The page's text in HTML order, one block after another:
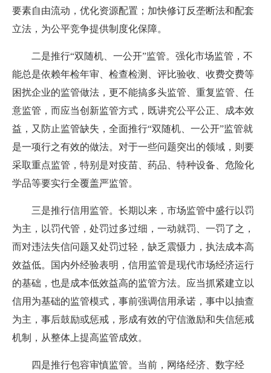
要素自由流动，优化资源配置；加快修订反垄断法和配套
立法，为公平竞争提供制度化保障。
二是推行“双随机、一公开”监管。强化市场监管，不
能总是依赖年检年审、检查检测、评比验收、收费交费等
困扰企业的监管做法，更不能搞多头监管、重复监管、任
意监管，而应当创新监管方式，既讲究公平公正、成本效
益，又防止监管缺失，全面推行“双随机、一公开”监管就
是一项行之有效的做法。对于一些问题突出的领域，则要
采取重点监管，特别是对疫苗、药品、特种设备、危险化
学品等要实行全覆盖严监管。
三是推行信用监管。长期以来，市场监管中盛行以罚
为主，以罚代管，处罚过多过细，一动就罚、一罚了之，
而对违法失信问题又处罚过轻，缺乏震慑力，执法成本高
效益低。国内外经验表明，信用监管是现代市场经济运行
的基础，也是成本低效益高的监管方法。应当抓紧建立以
信用为基础的监管模式，事前强调信用承诺，事中以抽查
为主，事后鼓励或惩戒，形成有效的守信激励和失信惩戒
机制，从整体上提高监管成效。
四是推行包容审慎监管。当前，网络经济、数字经